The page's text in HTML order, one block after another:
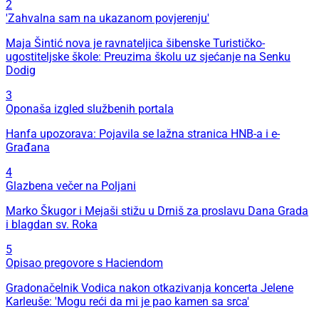
2
'Zahvalna sam na ukazanom povjerenju'
Maja Šintić nova je ravnateljica šibenske Turističko-
ugostiteljske škole: Preuzima školu uz sjećanje na Senku
Dodig
3
Oponaša izgled službenih portala
Hanfa upozorava: Pojavila se lažna stranica HNB-a i e-
Građana
4
Glazbena večer na Poljani
Marko Škugor i Mejaši stižu u Drniš za proslavu Dana Grada
i blagdan sv. Roka
5
Opisao pregovore s Haciendom
Gradonačelnik Vodica nakon otkazivanja koncerta Jelene
Karleuše: 'Mogu reći da mi je pao kamen sa srca'